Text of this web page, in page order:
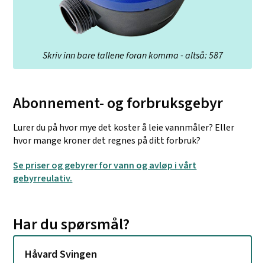
Skriv inn bare tallene foran komma - altså: 587
Abonnement- og forbruksgebyr
Lurer du på hvor mye det koster å leie vannmåler? Eller
hvor mange kroner det regnes på ditt forbruk?
Se priser og gebyrer for vann og avløp i vårt
gebyrreulativ.
Har du spørsmål?
Håvard Svingen